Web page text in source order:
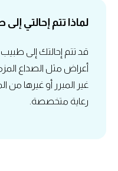
لماذا تتم إحالتي
قد تتم إحالتك إلى
أعراض مثل الصداع
غير المبرر أو غيرها
رعاية متخصصة.